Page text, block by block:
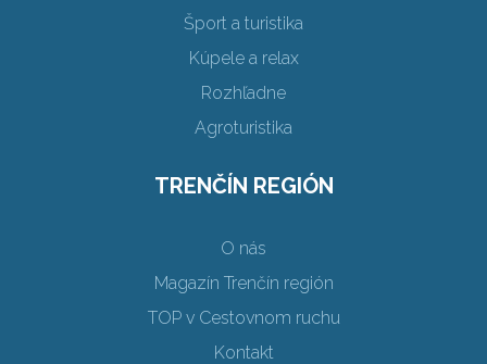
Šport a turistika
Kúpele a relax
Rozhľadne
Agroturistika
TRENČÍN REGIÓN
O nás
Magazín Trenčín región
TOP v Cestovnom ruchu
Kontakt